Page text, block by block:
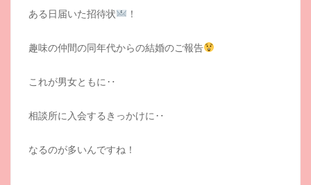
ある日届いた招待状 ！
趣味の仲間の同年代からの結婚のご報告
これが男女ともに‥
相談所に入会するきっかけに‥
なるのが多いんですね！